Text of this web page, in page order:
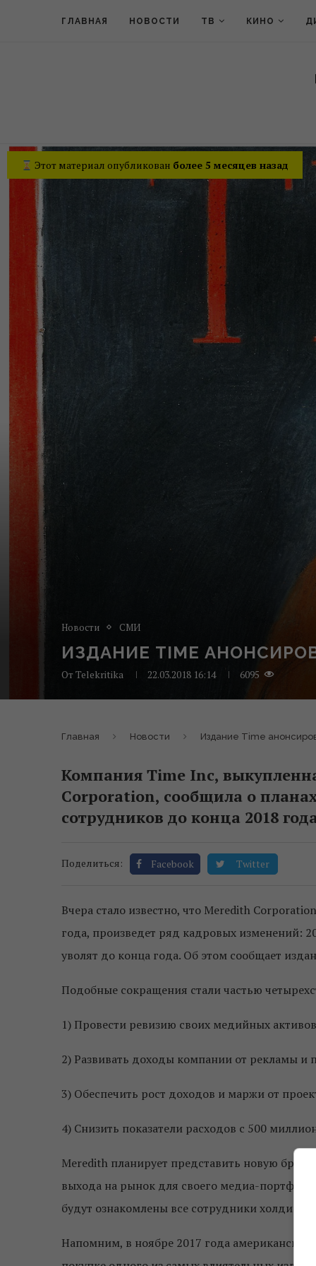
ГЛАВНАЯ НОВОСТИ ТВ КИНО
Этот материал опубликован более 5 месяцев назад
Новости СМИ
ИЗДАНИЕ TIME
От Telekritika 22.03.2018 16:14 6095
Главная Новости Издание Time
Компания Time Inc,
Corporation, сообщила о
сотрудников до конца 2018
Поделиться: Facebook Twitter
Вчера стало известно, что Meredith
года, произведет ряд кадровых изменений:
уволят до конца года. Об этом сообщает
Подобные сокращения стали частью
1) Провести ревизию своих медийных
2) Развивать доходы компании от рекламы
3) Обеспечить рост доходов и маржи от
4) Снизить показатели расходов с 500
Meredith планирует представить новую
выхода на рынок для своего медиа-
будут ознакомлены все сотрудники
Напомним, в ноябре 2017 года